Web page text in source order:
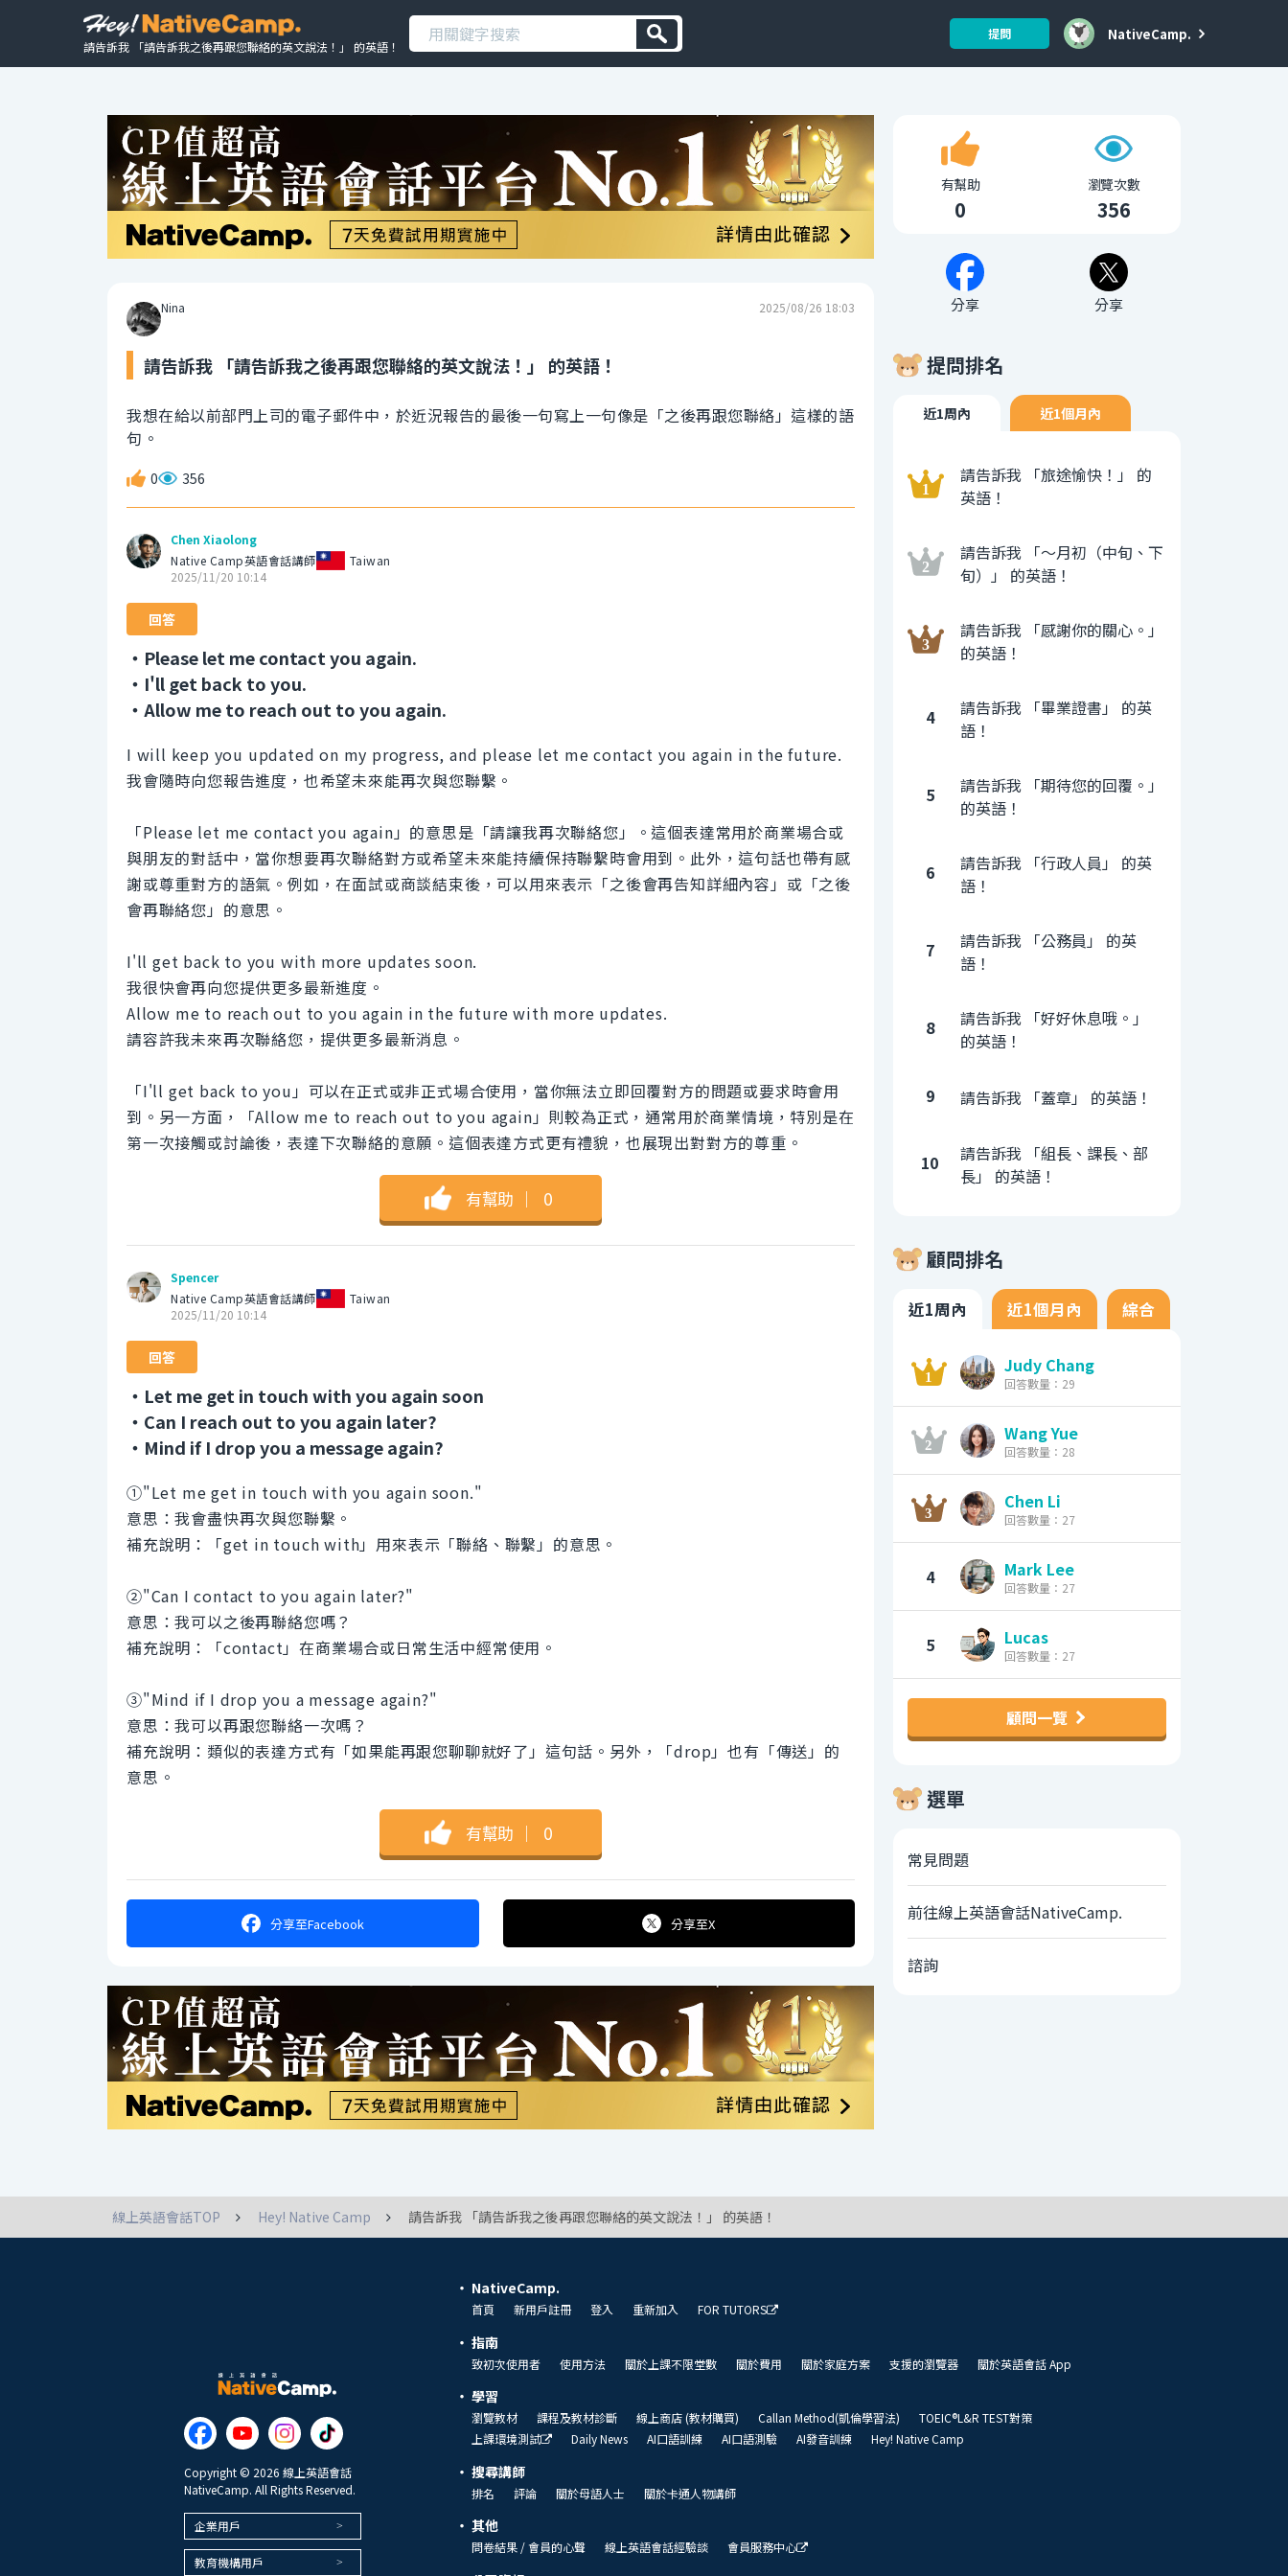
請告訴我 「請告訴我之後再跟您聯絡的英文說法！」 的英語！
提問 NativeCamp.
Nina 2025/08/26 18:03
請告訴我 「請告訴我之後再跟您聯絡的英文說法！」 的英語！
我想在給以前部門上司的電子郵件中，於近況報告的最後一句寫上一句像是「之後再跟您聯絡」這樣的語
句。
0 356
Chen Xiaolong
Native Camp英語會話講師
Taiwan
2025/11/20 10:14
回答
・Please let me contact you again.
・I'll get back to you.
・Allow me to reach out to you again.
I will keep you updated on my progress, and please let me contact you again in the future.
我會隨時向您報告進度，也希望未來能再次與您聯繫。
「Please let me contact you again」的意思是「請讓我再次聯絡您」。這個表達常用於商業場合或
與朋友的對話中，當你想要再次聯絡對方或希望未來能持續保持聯繫時會用到。此外，這句話也帶有感
謝或尊重對方的語氣。例如，在面試或商談結束後，可以用來表示「之後會再告知詳細內容」或「之後
會再聯絡您」的意思。
I'll get back to you with more updates soon.
我很快會再向您提供更多最新進度。
Allow me to reach out to you again in the future with more updates.
請容許我未來再次聯絡您，提供更多最新消息。
「I'll get back to you」可以在正式或非正式場合使用，當你無法立即回覆對方的問題或要求時會用
到。另一方面，「Allow me to reach out to you again」則較為正式，通常用於商業情境，特別是在
第一次接觸或討論後，表達下次聯絡的意願。這個表達方式更有禮貌，也展現出對對方的尊重。
有幫助 ｜ 0
Spencer
Native Camp英語會話講師
Taiwan
2025/11/20 10:14
回答
・Let me get in touch with you again soon
・Can I reach out to you again later?
・Mind if I drop you a message again?
➀"Let me get in touch with you again soon."
意思：我會盡快再次與您聯繫。
補充說明：「get in touch with」用來表示「聯絡、聯繫」的意思。
②"Can I contact to you again later?"
意思：我可以之後再聯絡您嗎？
補充說明：「contact」在商業場合或日常生活中經常使用。
③"Mind if I drop you a message again?"
意思：我可以再跟您聯絡一次嗎？
補充說明：類似的表達方式有「如果能再跟您聊聊就好了」這句話。另外，「drop」也有「傳送」的
意思。
有幫助 ｜ 0
分享至Facebook 分享至X
有幫助
0
瀏覽次數
356
分享 分享
提問排名
近1周內 近1個月內
請告訴我 「旅途愉快！」 的
英語！
請告訴我 「〜月初（中旬、下
旬）」 的英語！
請告訴我 「感謝你的關心。」
的英語！
4
請告訴我 「畢業證書」 的英
語！
5
請告訴我 「期待您的回覆。」
的英語！
6
請告訴我 「行政人員」 的英
語！
7
請告訴我 「公務員」 的英
語！
8
請告訴我 「好好休息哦。」
的英語！
9 請告訴我 「蓋章」 的英語！
10
請告訴我 「組長、課長、部
長」 的英語！
顧問排名
近1周內 近1個月內 綜合
Judy Chang
回答數量：29
Wang Yue
回答數量：28
Chen Li
回答數量：27
4 Mark Lee
回答數量：27
5 Lucas
回答數量：27
顧問一覽
選單
常見問題
前往線上英語會話NativeCamp.
諮詢
線上英語會話TOP Hey! Native Camp 請告訴我 「請告訴我之後再跟您聯絡的英文說法！」 的英語！
Copyright © 2026 線上英語會話
NativeCamp. All Rights Reserved.
企業用戶
教育機構用戶
NativeCamp.
首頁 新用戶註冊 登入 重新加入 FOR TUTORS
指南
致初次使用者 使用方法 關於上課不限堂數 關於費用 關於家庭方案 支援的瀏覽器 關於英語會話 App
學習
瀏覽教材 課程及教材診斷 線上商店 (教材購買) Callan Method(凱倫學習法)
TOEIC®L&R TEST對策
上課環境測試
Daily News AI口語訓練 AI口語測驗 AI發音訓練 Hey! Native Camp
搜尋講師
排名 評論 關於母語人士 關於卡通人物講師
其他
問卷結果 / 會員的心聲 線上英語會話經驗談 會員服務中心